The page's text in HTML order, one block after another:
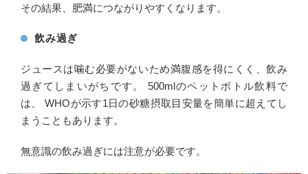
その結果、肥満につながりやすくなります。
飲み過ぎ
ジュースは噛む必要がないため満腹感を得にくく、飲み
過ぎてしまいがちです。 500mlのペットボトル飲料で
は、 WHOが示す1日の砂糖摂取目安量を簡単に超えてし
まうこともあります。
無意識の飲み過ぎには注意が必要です。